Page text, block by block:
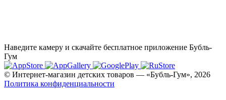
Наведите камеру и скачайте бесплатное приложение Бубль-
Гум
© Интернет-магазин детских товаров — «Бубль-Гум», 2026
Политика конфиденциальности